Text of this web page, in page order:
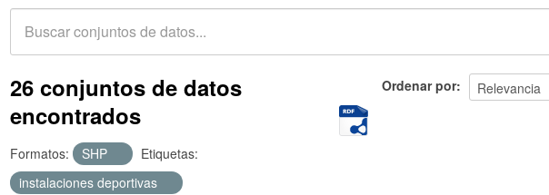
Ordenar por
26 conjuntos de datos
encontrados
Formatos: SHP
Etiquetas:
instalaciones deportivas